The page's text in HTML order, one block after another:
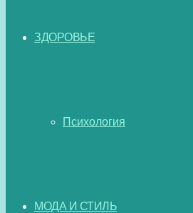
ЗДОРОВЬЕ
Психология
МОДА И СТИЛЬ